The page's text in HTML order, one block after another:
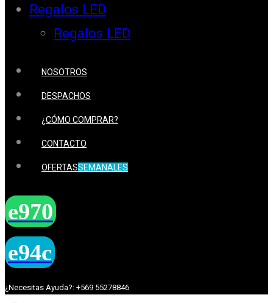
Regalos LED
Regalos LED
NOSOTROS
DESPACHOS
¿CÓMO COMPRAR?
CONTACTO
OFERTASSEMANALES
¿Necesitas Ayuda?: +569 55278846